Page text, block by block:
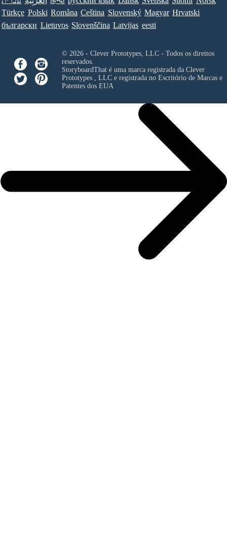
Türkçe Polski Româna Ceština Slovenský Magyar Hrvatski
български Lietuvos Slovenščina Latvijas eesti
© 2026 - Clever Prototypes, LLC - Todos os direitos
reservados.
StoryboardThat é uma marca registrada da Clever
Prototypes , LLCe registrada no Escritório de Marcas e
Patentes dos EUA